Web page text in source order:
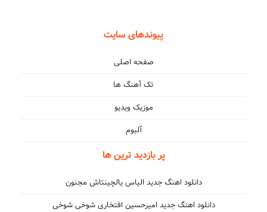
پیوندهای سایت
صفحه اصلی
تک آهنگ ها
موزیک ویدیو
آلبوم
پر بازدید ترین ها
دانلود اهنگ جدید الیاس یالچینتاش مجنون
دانلود اهنگ جدید امیرحسین افتخاری شوخی شوخی